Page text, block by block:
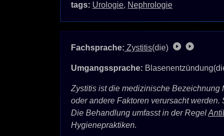
tags: Urologie, Nephrologie
Fachsprache: Zystitis(die)
Umgangssprache:
Zystitis ist die medizinische Bezeichnung
oder andere Faktoren verursacht
Die Behandlung umfasst in der Regel
Hygienepraktiken.